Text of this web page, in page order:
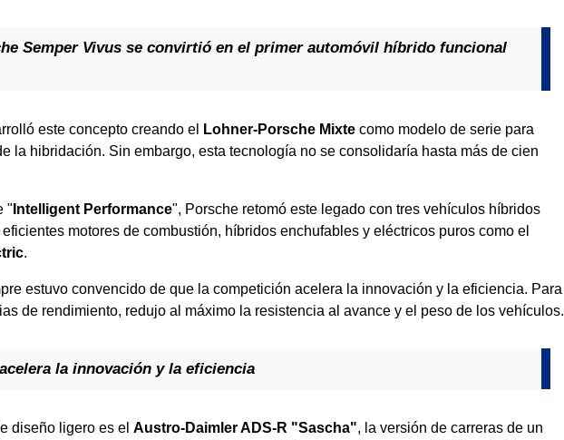
Semper Vivus se convirtió en el primer automóvil híbrido funcional
este concepto creando el Lohner-Porsche Mixte como modelo de serie para
la hibridación. Sin embargo, esta tecnología no se consolidaría hasta más de cien
"Intelligent Performance", Porsche retomó este legado con tres vehículos híbridos
motores de combustión, híbridos enchufables y eléctricos puros como el
.
estuvo convencido de que la competición acelera la innovación y la eficiencia. Para
de rendimiento, redujo al máximo la resistencia al avance y el peso de los vehículos.
la innovación y la eficiencia
diseño ligero es el Austro-Daimler ADS-R "Sascha", la versión de carreras de un